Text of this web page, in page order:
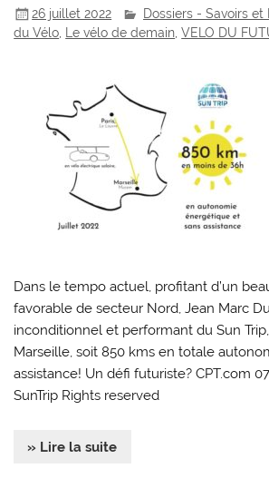
26 juillet 2022 Dossiers - Savoirs et
du Vélo
Le vélo de demain ,VELO DU
Dans le tempo actuel, profitant d’un
favorable de secteur Nord, Jean Marc
inconditionnel et performant du Sun
Marseille, soit 850 kms en totale
assistance! Un défi futuriste? CPT.com
SunTrip Rights reserved
» Lire la suite